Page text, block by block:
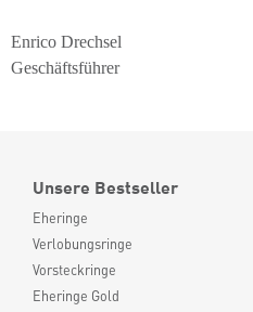
Enrico Drechsel
Geschäftsführer
Unsere Bestseller
Eheringe
Verlobungsringe
Vorsteckringe
Eheringe Gold